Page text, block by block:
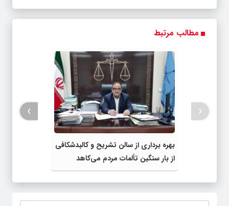
مطالب مرتبط
بهره برداری از سالن تشریح و کالبدشکافی
از بار سنگین تألمات مردم می‌کاهد
‹
›